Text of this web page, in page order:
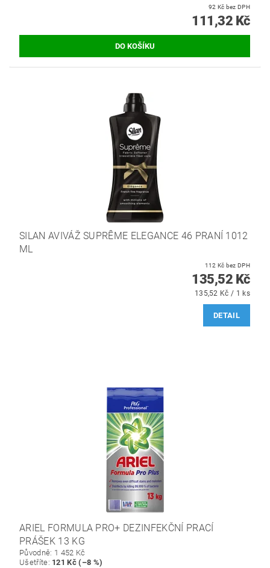
92 Kč bez DPH
111,32 Kč
SILAN AVIVÁŽ SUPRÊME ELEGANCE 46 PRANÍ 1012
ML
112 Kč bez DPH
135,52 Kč
135,52 Kč / 1 ks
DETAIL
ARIEL FORMULA PRO+ DEZINFEKČNÍ PRACÍ
PRÁŠEK 13 KG
Původně: 1 452 Kč
Ušetříte: 121 Kč (–8 %)